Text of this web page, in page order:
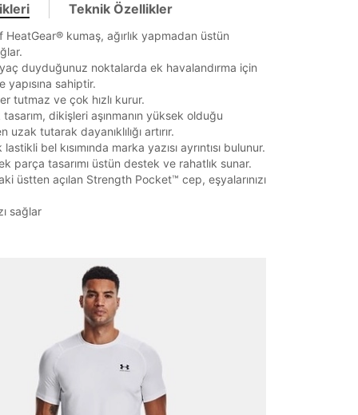
Teknik Özellikler
HeatGear® kumaş, ağırlık yapmadan üstün
duyduğunuz noktalarda ek havalandırma için
yapısına sahiptir.
tutmaz ve çok hızlı kurur.
dikişleri aşınmanın yüksek olduğu
uzak tutarak dayanıklılığı artırır.
lastikli bel kısımında marka yazısı ayrıntısı bulunur.
parça tasarımı üstün destek ve rahatlık sunar.
üstten açılan Strength Pocket™ cep, eşyalarınızı
sağlar